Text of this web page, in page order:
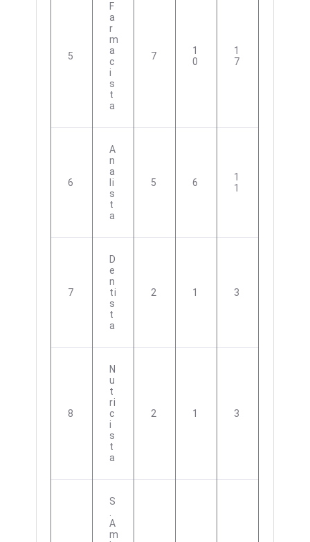
5
F
A
R
M
A
C
I
S
T
A
7
1
0
1
7
6
A
N
A
Li
S
T
A
5 6
1
1
7
D
E
N
Ti
S
T
A
2 1 3
8
N
U
T
Ri
C
I
S
T
A
2 1 3
S
A
M